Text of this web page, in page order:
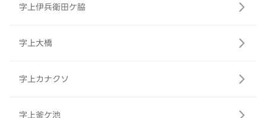
字上伊兵衛田ケ脇
字上大橋
字上カナクソ
字上釜ケ池